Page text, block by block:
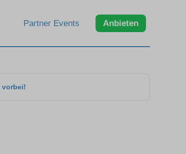
Partner Events Anbieten
vorbei!